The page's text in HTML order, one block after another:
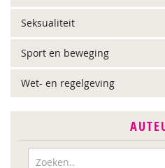
Seksualiteit
Sport en beweging
Wet- en regelgeving